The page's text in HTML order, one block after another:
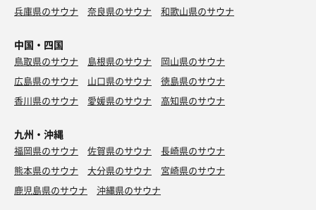
兵庫県のサウナ
奈良県のサウナ 和歌山県のサウナ
中国・四国
鳥取県のサウナ 島根県のサウナ
岡山県のサウナ
広島県のサウナ
山口県のサウナ
徳島県のサウナ
香川県のサウナ
愛媛県のサウナ 高知県のサウナ
九州・沖縄
福岡県のサウナ 佐賀県のサウナ
長崎県のサウナ
熊本県のサウナ
大分県のサウナ
宮崎県のサウナ
鹿児島県のサウナ
沖縄県のサウナ